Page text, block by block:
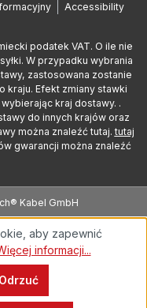
Accessibility
podatek VAT. O ile nie
W przypadku wybrania
zastosowana zostanie
kraju. Efekt zmiany stawki
kraj dostawy. .
do innych krajów oraz
można znaleźć tutaj.tutaj
gwarancji można znaleźć
Kabel GmbH
aby zapewnić
informacji...
Odrzuć